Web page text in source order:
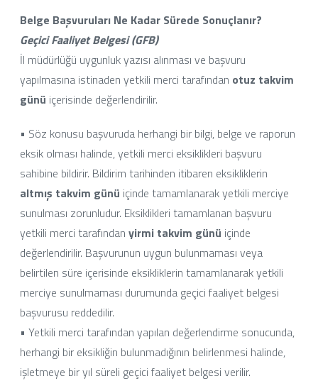
Belge Başvuruları Ne Kadar Sürede Sonuçlanır?
Geçici Faaliyet Belgesi (GFB)
İl müdürlüğü uygunluk yazısı alınması ve başvuru
yapılmasına istinaden yetkili merci tarafından otuz takvim
günü içerisinde değerlendirilir.
• Söz konusu başvuruda herhangi bir bilgi, belge ve raporun
eksik olması halinde, yetkili merci eksiklikleri başvuru
sahibine bildirir. Bildirim tarihinden itibaren eksikliklerin
altmış takvim günü içinde tamamlanarak yetkili merciye
sunulması zorunludur. Eksiklikleri tamamlanan başvuru
yetkili merci tarafından yirmi takvim günü içinde
değerlendirilir. Başvurunun uygun bulunmaması veya
belirtilen süre içerisinde eksikliklerin tamamlanarak yetkili
merciye sunulmaması durumunda geçici faaliyet belgesi
başvurusu reddedilir.
• Yetkili merci tarafından yapılan değerlendirme sonucunda,
herhangi bir eksikliğin bulunmadığının belirlenmesi halinde,
işletmeye bir yıl süreli geçici faaliyet belgesi verilir.